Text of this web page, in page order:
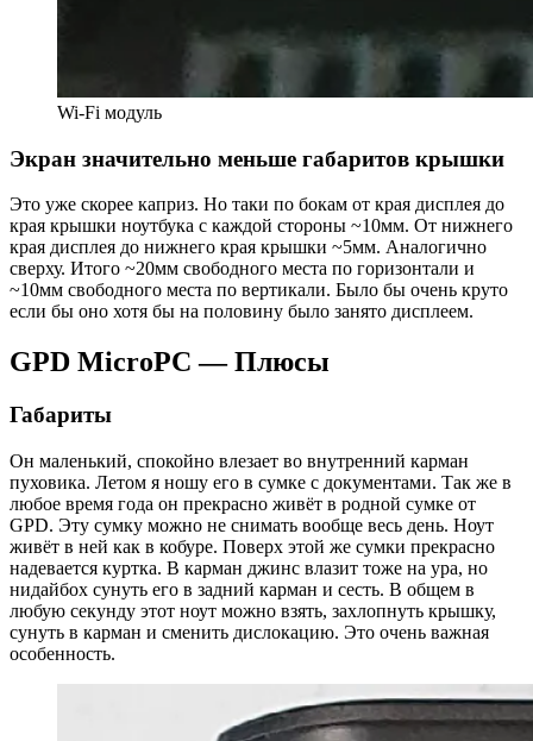
Wi-Fi модуль
Экран значительно меньше габаритов крышки
Это уже скорее каприз. Но таки по бокам от края дисплея до
края крышки ноутбука с каждой стороны ~10мм. От нижнего
края дисплея до нижнего края крышки ~5мм. Аналогично
сверху. Итого ~20мм свободного места по горизонтали и
~10мм свободного места по вертикали. Было бы очень круто
если бы оно хотя бы на половину было занято дисплеем.
GPD MicroPC — Плюсы
Габариты
Он маленький, спокойно влезает во внутренний карман
пуховика. Летом я ношу его в сумке с документами. Так же в
любое время года он прекрасно живёт в родной сумке от
GPD. Эту сумку можно не снимать вообще весь день. Ноут
живёт в ней как в кобуре. Поверх этой же сумки прекрасно
надевается куртка. В карман джинс влазит тоже на ура, но
нидайбох сунуть его в задний карман и сесть. В общем в
любую секунду этот ноут можно взять, захлопнуть крышку,
сунуть в карман и сменить дислокацию. Это очень важная
особенность.